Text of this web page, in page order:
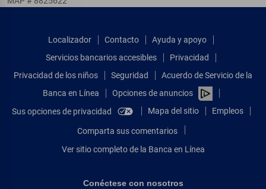
Localizador Contacto
Ayuda y apoyo
Servicios bancarios accesibles
Privacidad
Privacidad de los niños
Seguridad
Acuerdo de Servicio de la
Banca en Línea
Opciones de anuncios
Sus opciones de privacidad
Mapa del sitio Empleos
Comparta sus comentarios
Ver sitio completo de la Banca en Línea
Conéctese con nosotros